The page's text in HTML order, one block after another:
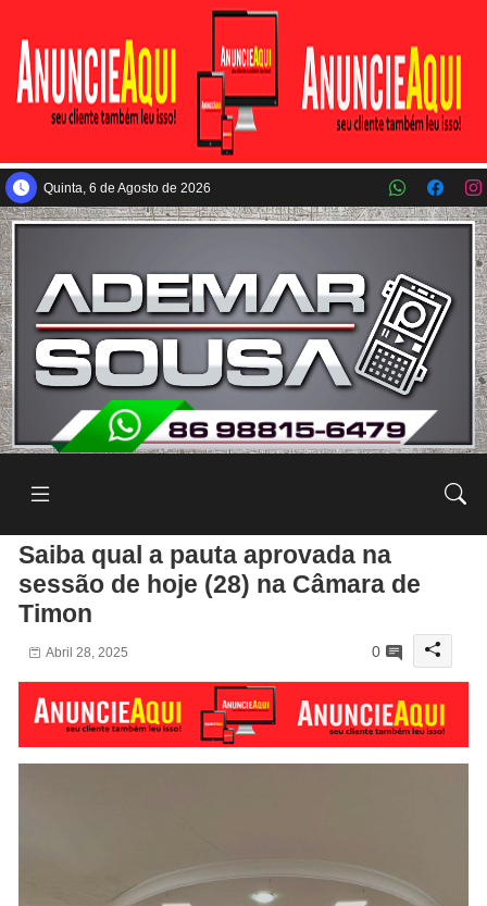
Pular para o conteúdo principal
Quinta, 6 de Agosto de 2026
Saiba qual a pauta aprovada na
sessão de hoje (28) na Câmara de
Timon
Abril 28, 2025 0